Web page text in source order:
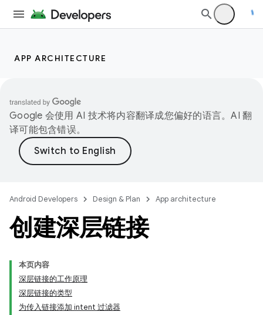
APP ARCHITECTURE
Google 会使用 AI 技术将内容翻译成您偏好的语言。AI 翻
译可能包含错误。
Android Developers Design & Plan App architecture
创建深层链接
本页内容
深层链接的工作原理
深层链接的类型
为传入链接添加 intent 过滤器